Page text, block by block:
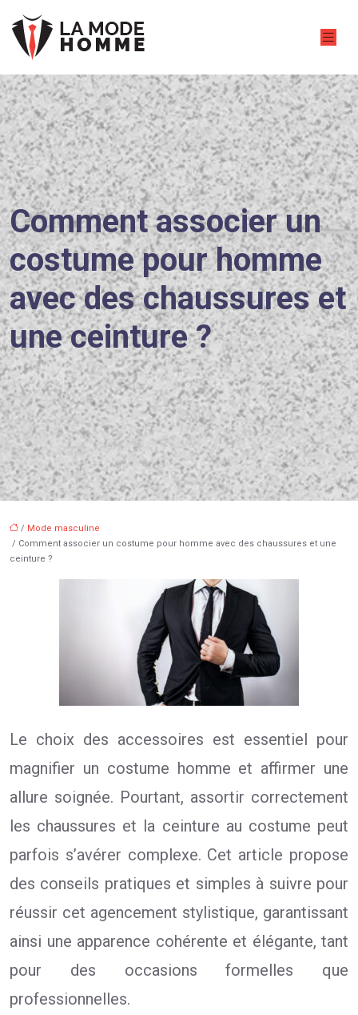
Comment associer un
costume pour homme
avec des chaussures et
une ceinture ?
/ Mode masculine
/ Comment associer un costume pour homme avec des chaussures et une
ceinture ?
Le choix des accessoires est essentiel pour
magnifier un costume homme et affirmer une
allure soignée. Pourtant, assortir correctement
les chaussures et la ceinture au costume peut
parfois s’avérer complexe. Cet article propose
des conseils pratiques et simples à suivre pour
réussir cet agencement stylistique, garantissant
ainsi une apparence cohérente et élégante, tant
pour des occasions formelles que
professionnelles.